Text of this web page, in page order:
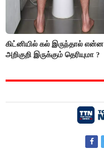
கிட்னியில் கல் இருந்தால் என்ன
அறிகுறி இருக்கும் தெரியுமா ?